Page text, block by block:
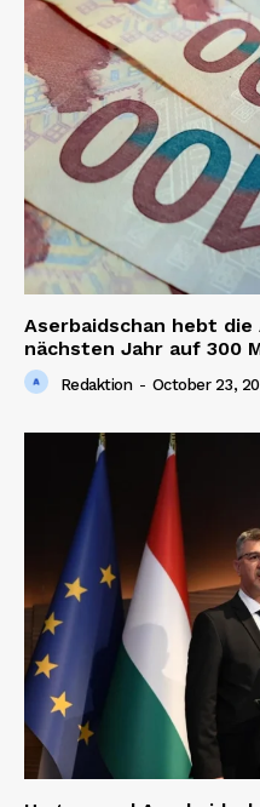
Aserbaidschan hebt
nächsten Jahr auf 300
Redaktion - October 23,